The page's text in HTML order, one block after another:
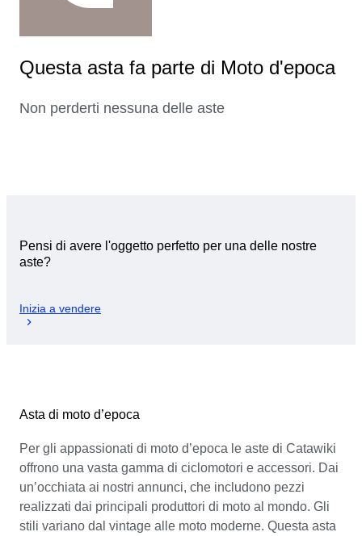
Questa asta fa parte di Moto d'epoca
Non perderti nessuna delle aste
Pensi di avere l'oggetto perfetto per una delle nostre
aste?
Inizia a vendere
Asta di moto d’epoca
Per gli appassionati di moto d’epoca le aste di Catawiki
offrono una vasta gamma di ciclomotori e accessori. Dai
un’occhiata ai nostri annunci, che includono pezzi
realizzati dai principali produttori di moto al mondo. Gli
stili variano dal vintage alle moto moderne. Questa asta